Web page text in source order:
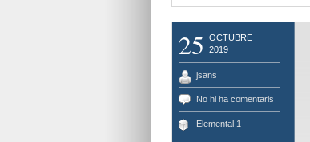
25
OCTUBRE
2019
jsans
No hi ha comentaris
Elemental 1